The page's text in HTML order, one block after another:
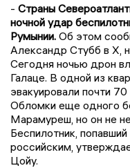
- Страны
ночной удар
Румынии. Об этом
Александр Стубб в X,
Сегодня ночью дрон
Галаце. В одной из
эвакуировали почти
Обломки еще одного
Марамуреш, но он не
Беспилотник,
российским,
Цойу.